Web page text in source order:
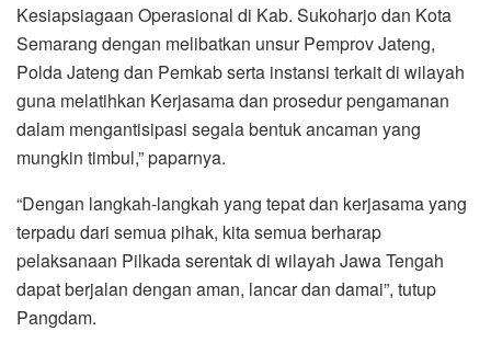
Kesiapsiagaan Operasional di Kab. Sukoharjo dan Kota
Semarang dengan melibatkan unsur Pemprov Jateng,
Polda Jateng dan Pemkab serta instansi terkait di wilayah
guna melatihkan Kerjasama dan prosedur pengamanan
dalam mengantisipasi segala bentuk ancaman yang
mungkin timbul,” paparnya.
“Dengan langkah-langkah yang tepat dan kerjasama yang
terpadu dari semua pihak, kita semua berharap
pelaksanaan Pilkada serentak di wilayah Jawa Tengah
dapat berjalan dengan aman, lancar dan damai”, tutup
Pangdam.